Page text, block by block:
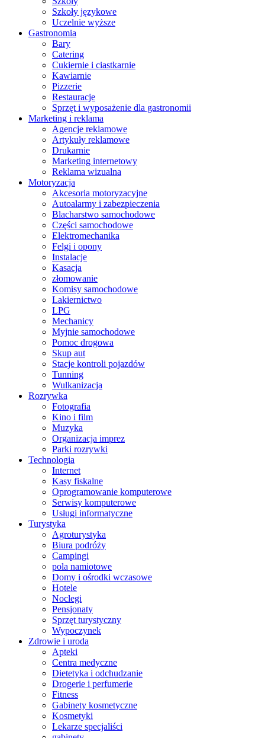
Szkoły językowe
Uczelnie wyższe
Gastronomia
Bary
Catering
Cukiernie i ciastkarnie
Kawiarnie
Pizzerie
Restauracje
Sprzęt i wyposażenie dla gastronomii
Marketing i reklama
Agencje reklamowe
Artykuły reklamowe
Drukarnie
Marketing internetowy
Reklama wizualna
Motoryzacja
Akcesoria motoryzacyjne
Autoalarmy i zabezpieczenia
Blacharstwo samochodowe
Części samochodowe
Elektromechanika
Felgi i opony
Instalacje
Kasacja
złomowanie
Komisy samochodowe
Lakiernictwo
LPG
Mechanicy
Myjnie samochodowe
Pomoc drogowa
Skup aut
Stacje kontroli pojazdów
Tunning
Wulkanizacja
Rozrywka
Fotografia
Kino i film
Muzyka
Organizacja imprez
Parki rozrywki
Technologia
Internet
Kasy fiskalne
Oprogramowanie komputerowe
Serwisy komputerowe
Usługi informatyczne
Turystyka
Agroturystyka
Biura podróży
Campingi
pola namiotowe
Domy i ośrodki wczasowe
Hotele
Noclegi
Pensjonaty
Sprzęt turystyczny
Wypoczynek
Zdrowie i uroda
Apteki
Centra medyczne
Dietetyka i odchudzanie
Drogerie i perfumerie
Fitness
Gabinety kosmetyczne
Kosmetyki
Lekarze specjaliści